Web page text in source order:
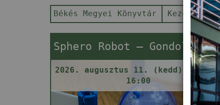
Békés Megyei Könyvtár Kezdőlap
Sphero Robot – Gondolkodj gömbben!
2026. augusztus 11. (kedd) 14:00
16:00